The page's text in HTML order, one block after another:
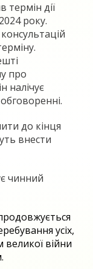
дії
року.
про
налічує
до кінця
внести
чинний
усіх,
війни